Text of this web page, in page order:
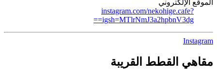
الموقع الإلكتروني
instagram.com/nekohige.cafe?
igsh=MTlrNmJ3a2hpbnV3dg==
Instagram
مقاهي القطط القريبة